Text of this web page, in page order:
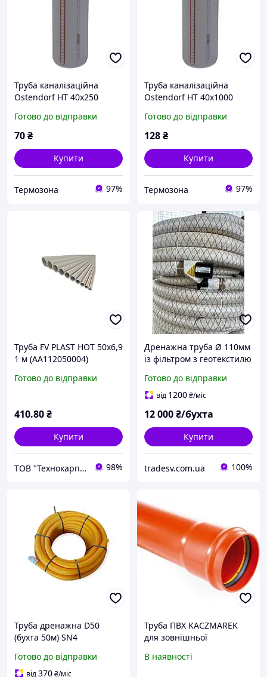
Труба каналізаційна
Ostendorf HT 40x250
Готово до відправки
70₴
Купити
Термозона 97%
Труба каналізаційна
Ostendorf HT 40x1000
Готово до відправки
128₴
Купити
Термозона 97%
Труба FV PLAST HOT 50x6,9
1 м (AA112050004)
Готово до відправки
410.80₴
Купити
ТОВ "Технокарпати" 98%
Дренажна труба Ø 110мм
із фільтром з геотекстилю
Готово до відправки
від 1200₴/міс
12 000₴/бухта
Купити
tradesv.com.ua 100%
Труба дренажна D50
(бухта 50м) SN4
на 360
Готово до відправки
від370₴/міс
Труба ПВХ KACZMAREK
для зовнішньої
160Х3,2Х500 мм
В наявності